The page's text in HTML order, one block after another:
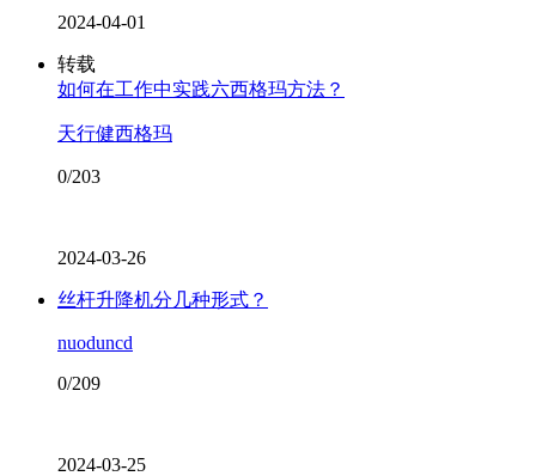
2024-04-01
转载
如何在工作中实践六西格玛方法？
天行健西格玛
0/203
2024-03-26
丝杆升降机分几种形式？
nuoduncd
0/209
2024-03-25